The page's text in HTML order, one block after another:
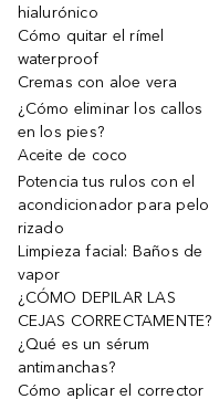
hialurónico
Cómo quitar el rímel
waterproof
Cremas con aloe vera
¿Cómo eliminar los callos
en los pies?
Aceite de coco
Potencia tus rulos con el
acondicionador para pelo
rizado
Limpieza facial: Baños de
vapor
¿CÓMO DEPILAR LAS
CEJAS CORRECTAMENTE?
¿Qué es un sérum
antimanchas?
Cómo aplicar el corrector